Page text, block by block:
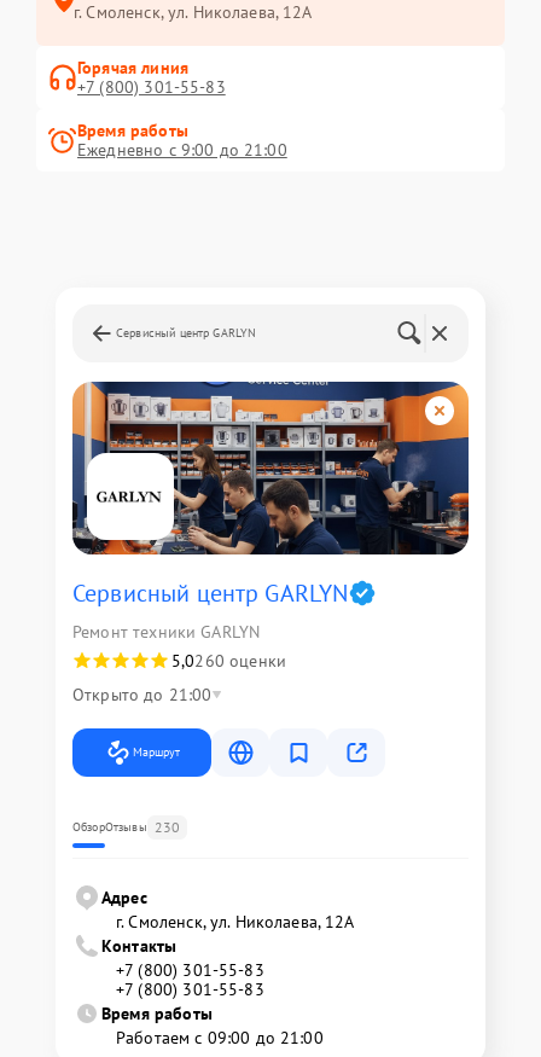
г. Смоленск, ул. Николаева, 12А
Горячая линия
+7 (800) 301-55-83
Время работы
Ежедневно с 9:00 до 21:00
Сервисный центр GARLYN
Сервисный центр GARLYN
Ремонт техники GARLYN
5,0260 оценки
Открыто до 21:00
Маршрут
ОбзорОтзывы 230
Адрес
г. Смоленск, ул. Николаева, 12А
Контакты
+7 (800) 301-55-83
+7 (800) 301-55-83
Время работы
Работаем с 09:00 до 21:00